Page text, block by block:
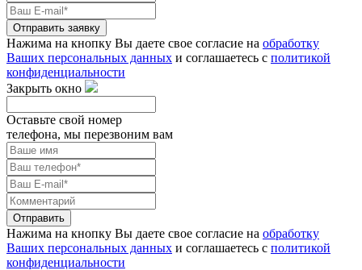
Отправить заявку
Нажима на кнопку Вы даете свое согласие на обработку
Ваших персональных данных и соглашаетесь с политикой
конфиденциальности
Закрыть окно
Оставьте свой номер
телефона, мы перезвоним вам
Отправить
Нажима на кнопку Вы даете свое согласие на обработку
Ваших персональных данных и соглашаетесь с политикой
конфиденциальности